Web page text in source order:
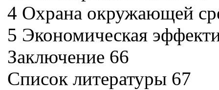
4 Охрана окружающей
5 Экономическая
Заключение 66
Список литературы 67